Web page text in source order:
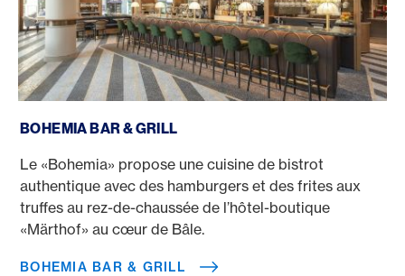
BOHEMIA BAR & GRILL
Le «Bohemia» propose une cuisine de bistrot
authentique avec des hamburgers et des frites aux
truffes au rez-de-chaussée de l’hôtel-boutique
«Märthof» au cœur de Bâle.
BOHEMIA BAR & GRILL